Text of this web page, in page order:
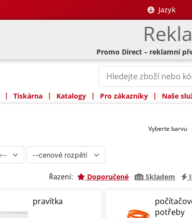
Jazyk
Promo Direct – reklamní
| Tiskárna | Katalogy | Pro zákazníky | Naše
Vyberte barvu
Řazení: Doporučené Skladem
pravítka
potřeby